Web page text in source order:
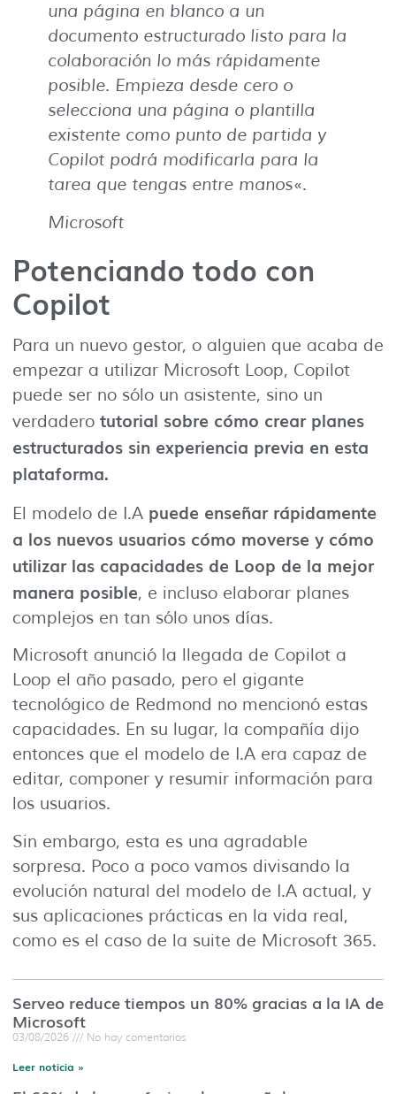
una página en blanco a un
documento estructurado listo para la
colaboración lo más rápidamente
posible. Empieza desde cero o
selecciona una página o plantilla
existente como punto de partida y
Copilot podrá modificarla para la
tarea que tengas entre manos«.
Microsoft
Potenciando todo con
Copilot
Para un nuevo gestor, o alguien que acaba de
empezar a utilizar Microsoft Loop, Copilot
puede ser no sólo un asistente, sino un
verdadero tutorial sobre cómo crear planes
estructurados sin experiencia previa en esta
plataforma.
El modelo de I.A puede enseñar rápidamente
a los nuevos usuarios cómo moverse y cómo
utilizar las capacidades de Loop de la mejor
manera posible, e incluso elaborar planes
complejos en tan sólo unos días.
Microsoft anunció la llegada de Copilot a
Loop el año pasado, pero el gigante
tecnológico de Redmond no mencionó estas
capacidades. En su lugar, la compañía dijo
entonces que el modelo de I.A era capaz de
editar, componer y resumir información para
los usuarios.
Sin embargo, esta es una agradable
sorpresa. Poco a poco vamos divisando la
evolución natural del modelo de I.A actual, y
sus aplicaciones prácticas en la vida real,
como es el caso de la suite de Microsoft 365.
Serveo reduce tiempos un 80% gracias a la IA de
Microsoft
03/08/2026 No hay comentarios
Leer noticia »